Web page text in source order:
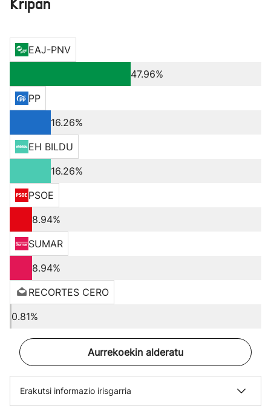
Kripan
EAJ-PNV
47.96%
PP
16.26%
EH BILDU
16.26%
PSOE
8.94%
SUMAR
8.94%
RECORTES CERO
0.81%
Aurrekoekin alderatu
Erakutsi informazio irisgarria